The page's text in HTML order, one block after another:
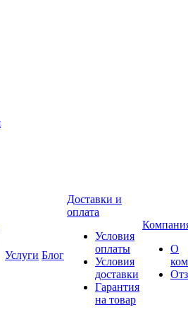
Услуги Блог
Доставки и
оплата
Условия
оплаты
Условия
доставки
Гарантия
на товар
О